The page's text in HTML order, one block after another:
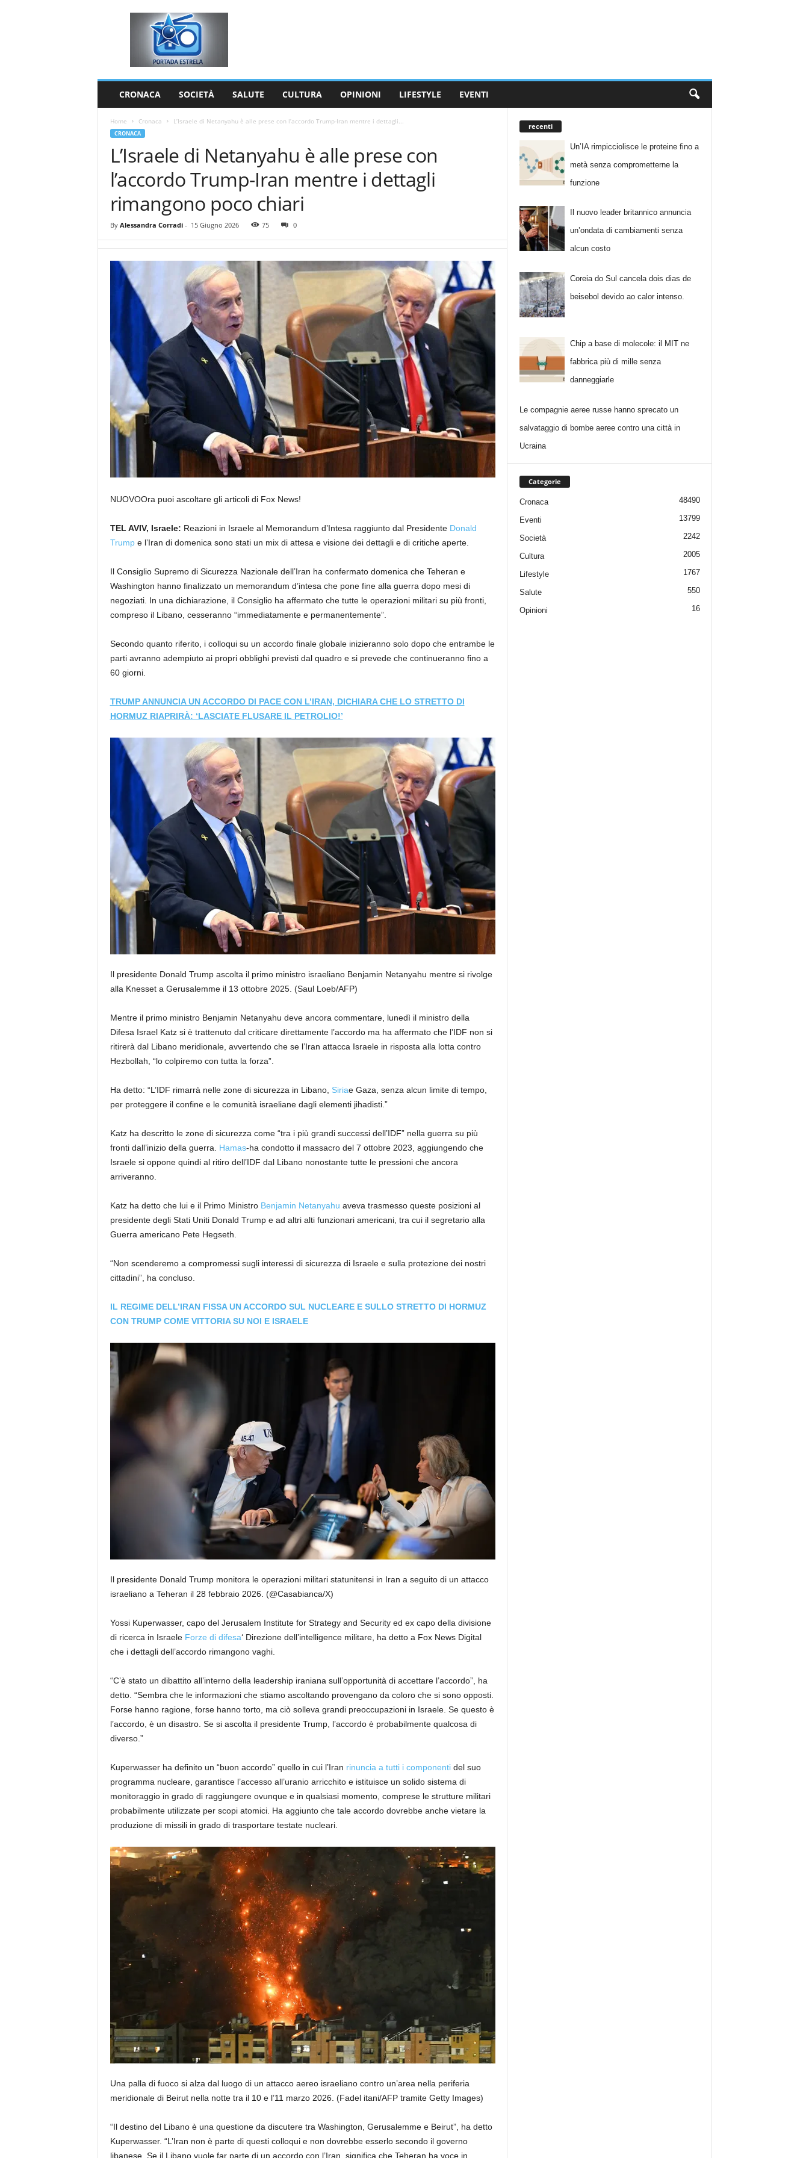
CRONACA SOCIETÀ SALUTE CULTURA OPINIONI LIFESTYLE EVENTI
Home Cronaca L’Israele di Netanyahu è alle prese con l’accordo Trump-Iran mentre i dettagli...
CRONACA
L’Israele di Netanyahu è alle prese con
l’accordo Trump-Iran mentre i dettagli
rimangono poco chiari
By Alessandra Corradi- 15 Giugno 2026 75 0
NUOVOOra puoi ascoltare gli articoli di Fox News!
TEL AVIV, Israele: Reazioni in Israele al Memorandum d’Intesa raggiunto dal Presidente Donald
Trumpe l’Iran di domenica sono stati un mix di attesa e visione dei dettagli e di critiche aperte.
Il Consiglio Supremo di Sicurezza Nazionale dell’Iran ha confermato domenica che Teheran e
Washington hanno finalizzato un memorandum d’intesa che pone fine alla guerra dopo mesi di
negoziati. In una dichiarazione, il Consiglio ha affermato che tutte le operazioni militari su più fronti,
compreso il Libano, cesseranno “immediatamente e permanentemente”.
Secondo quanto riferito, i colloqui su un accordo finale globale inizieranno solo dopo che entrambe le
parti avranno adempiuto ai propri obblighi previsti dal quadro e si prevede che continueranno fino a
60 giorni.
TRUMP ANNUNCIA UN ACCORDO DI PACE CON L’IRAN, DICHIARA CHE LO STRETTO DI
HORMUZ RIAPRIRÀ: ‘LASCIATE FLUSARE IL PETROLIO!’
Il presidente Donald Trump ascolta il primo ministro israeliano Benjamin Netanyahu mentre si rivolge
alla Knesset a Gerusalemme il 13 ottobre 2025. (Saul Loeb/AFP)
Mentre il primo ministro Benjamin Netanyahu deve ancora commentare, lunedì il ministro della
Difesa Israel Katz si è trattenuto dal criticare direttamente l’accordo ma ha affermato che l’IDF non si
ritirerà dal Libano meridionale, avvertendo che se l’Iran attacca Israele in risposta alla lotta contro
Hezbollah, “lo colpiremo con tutta la forza”.
Ha detto: “L’IDF rimarrà nelle zone di sicurezza in Libano, Siriae Gaza, senza alcun limite di tempo,
per proteggere il confine e le comunità israeliane dagli elementi jihadisti.”
Katz ha descritto le zone di sicurezza come “tra i più grandi successi dell’IDF” nella guerra su più
fronti dall’inizio della guerra. Hamas-ha condotto il massacro del 7 ottobre 2023, aggiungendo che
Israele si oppone quindi al ritiro dell’IDF dal Libano nonostante tutte le pressioni che ancora
arriveranno.
Katz ha detto che lui e il Primo Ministro Benjamin Netanyahu aveva trasmesso queste posizioni al
presidente degli Stati Uniti Donald Trump e ad altri alti funzionari americani, tra cui il segretario alla
Guerra americano Pete Hegseth.
“Non scenderemo a compromessi sugli interessi di sicurezza di Israele e sulla protezione dei nostri
cittadini”, ha concluso.
IL REGIME DELL’IRAN FISSA UN ACCORDO SUL NUCLEARE E SULLO STRETTO DI HORMUZ
CON TRUMP COME VITTORIA SU NOI E ISRAELE
Il presidente Donald Trump monitora le operazioni militari statunitensi in Iran a seguito di un attacco
israeliano a Teheran il 28 febbraio 2026. (@Casabianca/X)
Yossi Kuperwasser, capo del Jerusalem Institute for Strategy and Security ed ex capo della divisione
di ricerca in Israele Forze di difesa‘ Direzione dell’intelligence militare, ha detto a Fox News Digital
che i dettagli dell’accordo rimangono vaghi.
“C’è stato un dibattito all’interno della leadership iraniana sull’opportunità di accettare l’accordo”, ha
detto. “Sembra che le informazioni che stiamo ascoltando provengano da coloro che si sono opposti.
Forse hanno ragione, forse hanno torto, ma ciò solleva grandi preoccupazioni in Israele. Se questo è
l’accordo, è un disastro. Se si ascolta il presidente Trump, l’accordo è probabilmente qualcosa di
diverso.”
Kuperwasser ha definito un “buon accordo” quello in cui l’Iran rinuncia a tutti i componentidel suo
programma nucleare, garantisce l’accesso all’uranio arricchito e istituisce un solido sistema di
monitoraggio in grado di raggiungere ovunque e in qualsiasi momento, comprese le strutture militari
probabilmente utilizzate per scopi atomici. Ha aggiunto che tale accordo dovrebbe anche vietare la
produzione di missili in grado di trasportare testate nucleari.
Una palla di fuoco si alza dal luogo di un attacco aereo israeliano contro un’area nella periferia
meridionale di Beirut nella notte tra il 10 e l’11 marzo 2026. (Fadel itani/AFP tramite Getty Images)
“Il destino del Libano è una questione da discutere tra Washington, Gerusalemme e Beirut”, ha detto
Kuperwasser. “L’Iran non è parte di questi colloqui e non dovrebbe esserlo secondo il governo
libanese. Se il Libano vuole far parte di un accordo con l’Iran, significa che Teheran ha voce in
recenti
Un’IA rimpicciolisce le proteine fino a
metà senza comprometterne la
funzione
Il nuovo leader britannico annuncia
un’ondata di cambiamenti senza
alcun costo
Coreia do Sul cancela dois dias de
beisebol devido ao calor intenso.
Chip a base di molecole: il MIT ne
fabbrica più di mille senza
danneggiarle
Le compagnie aeree russe hanno sprecato un
salvataggio di bombe aeree contro una città in
Ucraina
Categorie
Cronaca 48490
Eventi 13799
Società 2242
Cultura 2005
Lifestyle 1767
Salute 550
Opinioni 16